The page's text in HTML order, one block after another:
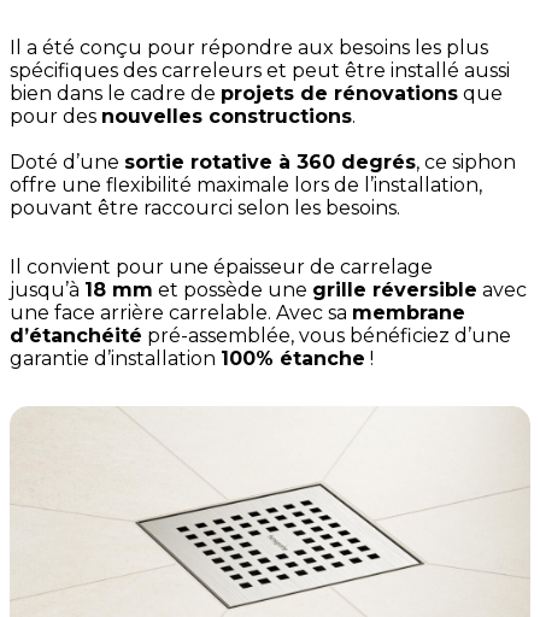
Il a été conçu pour répondre aux besoins les plus
spécifiques des carreleurs et peut être installé aussi
bien dans le cadre de projets de rénovations que
pour des nouvelles constructions.
Doté d’une sortie rotative à 360 degrés, ce siphon
offre une flexibilité maximale lors de l’installation,
pouvant être raccourci selon les besoins.
Il convient pour une épaisseur de carrelage
jusqu’à 18 mm et possède une grille réversible avec
une face arrière carrelable. Avec sa membrane
d’étanchéité pré-assemblée, vous bénéficiez d’une
garantie d’installation 100% étanche !